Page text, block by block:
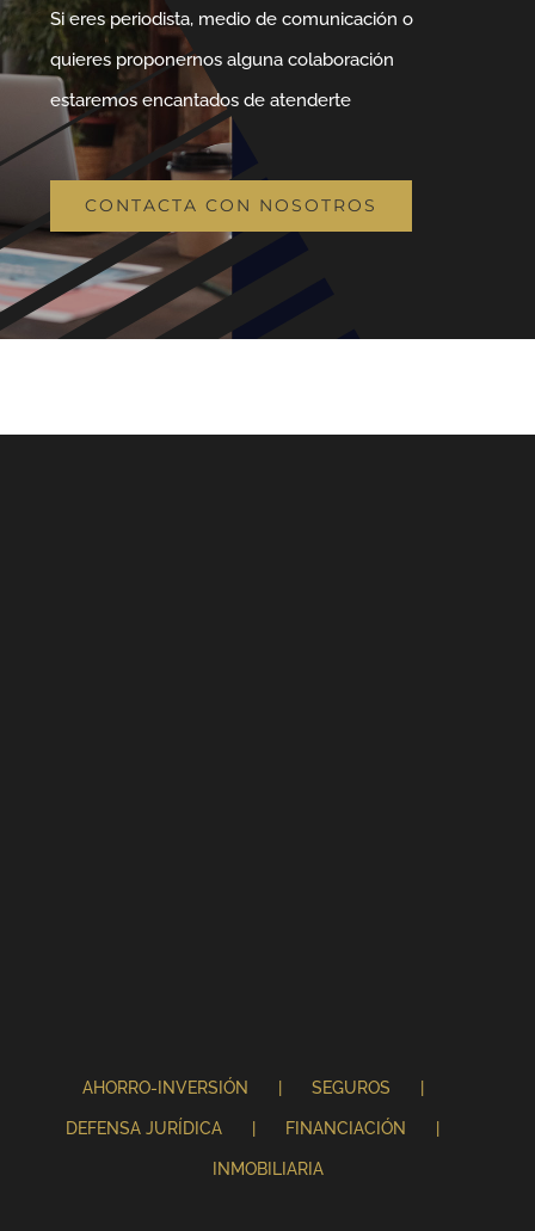
Si eres periodista, medio de comunicación o
quieres proponernos alguna colaboración
estaremos encantados de atenderte
CONTACTA CON NOSOTROS
AHORRO-INVERSIÓN SEGUROS
DEFENSA JURÍDICA FINANCIACIÓN
INMOBILIARIA